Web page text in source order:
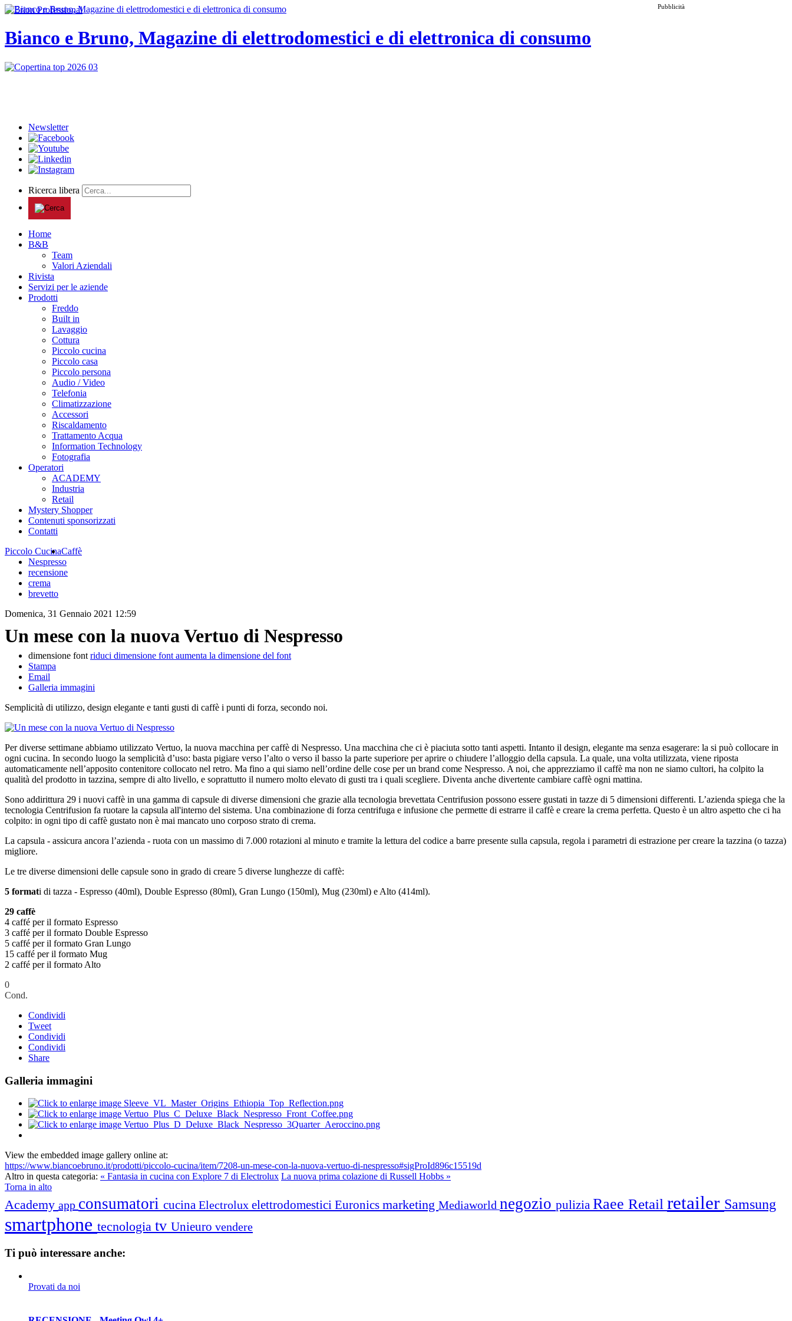
Pubblicità
Bianco e Bruno, Magazine di elettrodomestici e di elettronica di consumo
Newsletter
Ricerca libera
Home
B&B
Team
Valori Aziendali
Rivista
Servizi per le aziende
Prodotti
Freddo
Built in
Lavaggio
Cottura
Piccolo cucina
Piccolo casa
Piccolo persona
Audio / Video
Telefonia
Climatizzazione
Accessori
Riscaldamento
Trattamento Acqua
Information Technology
Fotografia
Operatori
ACADEMY
Industria
Retail
Mystery Shopper
Contenuti sponsorizzati
Contatti
Piccolo CucinaCaffè
Nespresso
recensione
crema
brevetto
Domenica, 31 Gennaio 2021 12:59
Un mese con la nuova Vertuo di Nespresso
dimensione font riduci dimensione font aumenta la dimensione del font
Stampa
Email
Galleria immagini
Semplicità di utilizzo, design elegante e tanti gusti di caffè i punti di forza, secondo noi.
Per diverse settimane abbiamo utilizzato Vertuo, la nuova macchina per caffè di Nespresso. Una macchina che ci è piaciuta sotto tanti aspetti. Intanto il design, elegante ma senza esagerare: la si può collocare in
ogni cucina. In secondo luogo la semplicità d’uso: basta pigiare verso l’alto o verso il basso la parte superiore per aprire o chiudere l’alloggio della capsula. La quale, una volta utilizzata, viene riposta
automaticamente nell’apposito contenitore collocato nel retro. Ma fino a qui siamo nell’ordine delle cose per un brand come Nespresso. A noi, che apprezziamo il caffè ma non ne siamo cultori, ha colpito la
qualità del prodotto in tazzina, sempre di alto livello, e soprattutto il numero molto elevato di gusti tra i quali scegliere. Diventa anche divertente cambiare caffè ogni mattina.
Sono addirittura 29 i nuovi caffè in una gamma di capsule di diverse dimensioni che grazie alla tecnologia brevettata Centrifusion possono essere gustati in tazze di 5 dimensioni differenti. L’azienda spiega che la
tecnologia Centrifusion fa ruotare la capsula all'interno del sistema. Una combinazione di forza centrifuga e infusione che permette di estrarre il caffè e creare la crema perfetta. Questo è un altro aspetto che ci ha
colpito: in ogni tipo di caffè gustato non è mai mancato uno corposo strato di crema.
La capsula - assicura ancora l’azienda - ruota con un massimo di 7.000 rotazioni al minuto e tramite la lettura del codice a barre presente sulla capsula, regola i parametri di estrazione per creare la tazzina (o tazza)
migliore.
Le tre diverse dimensioni delle capsule sono in grado di creare 5 diverse lunghezze di caffè:
5 formati di tazza - Espresso (40ml), Double Espresso (80ml), Gran Lungo (150ml), Mug (230ml) e Alto (414ml).
29 caffè
4 caffé per il formato Espresso
3 caffé per il formato Double Espresso
5 caffé per il formato Gran Lungo
15 caffé per il formato Mug
2 caffé per il formato Alto
0
Cond.
Condividi
Tweet
Condividi
Condividi
Share
Galleria immagini
View the embedded image gallery online at:
https://www.biancoebruno.it/prodotti/piccolo-cucina/item/7208-un-mese-con-la-nuova-vertuo-di-nespresso#sigProId896c15519d
Altro in questa categoria: « Fantasia in cucina con Explore 7 di Electrolux La nuova prima colazione di Russell Hobbs »
Torna in alto
Academy app consumatori cucina Electrolux elettrodomestici Euronics marketing Mediaworld negozio pulizia Raee Retail retailer Samsung
smartphone tecnologia tv Unieuro vendere
Ti può interessare anche:
Provati da noi